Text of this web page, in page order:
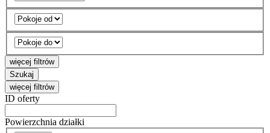
więcej filtrów
Szukaj
więcej filtrów
ID oferty
Powierzchnia działki